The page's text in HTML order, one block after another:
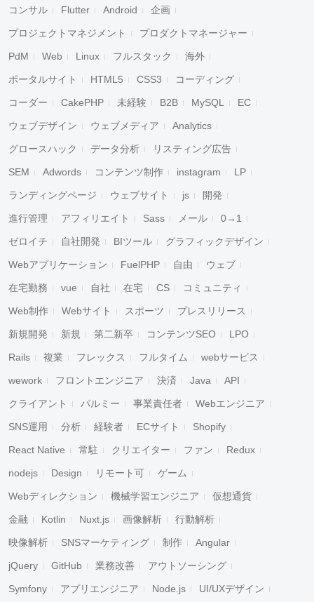
コンサル Flutter Android 企画
プロジェクトマネジメント プロダクトマネージャー
PdM Web Linux フルスタック 海外
ポータルサイト HTML5 CSS3 コーディング
コーダー CakePHP 未経験 B2B MySQL EC
ウェブデザイン ウェブメディア Analytics
グロースハック データ分析 リスティング広告
SEM Adwords コンテンツ制作 instagram LP
ランディングページ ウェブサイト js 開発
進行管理 アフィリエイト Sass メール 0→1
ゼロイチ 自社開発 BIツール グラフィックデザイン
Webアプリケーション FuelPHP 自由 ウェブ
在宅勤務 vue 自社 在宅 CS コミュニティ
Web制作 Webサイト スポーツ プレスリリース
新規開発 新規 第二新卒 コンテンツSEO LPO
Rails 複業 フレックス フルタイム webサービス
wework フロントエンジニア 決済 Java API
クライアント パルミー 事業責任者 Webエンジニア
SNS運用 分析 経験者 ECサイト Shopify
React Native 常駐 クリエイター ファン Redux
nodejs Design リモート可 ゲーム
Webディレクション 機械学習エンジニア 仮想通貨
金融 Kotlin Nuxt.js 画像解析 行動解析
映像解析 SNSマーケティング 制作 Angular
jQuery GitHub 業務改善 アウトソーシング
Symfony アプリエンジニア Node.js UI/UXデザイン